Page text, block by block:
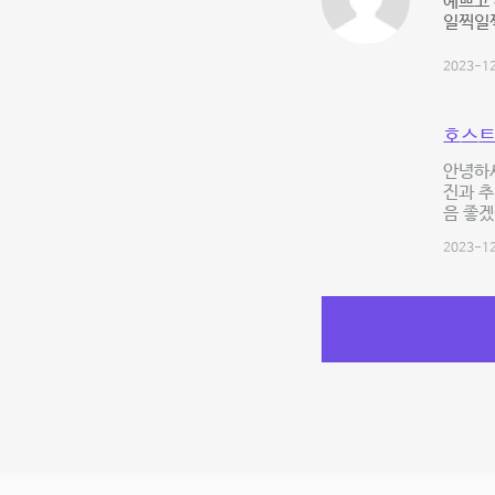
일찍
2023-
호스
안녕하
진과
음 좋
2023-